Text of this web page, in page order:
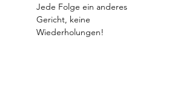
Jede Folge ein anderes
Gericht, keine
Wiederholungen!